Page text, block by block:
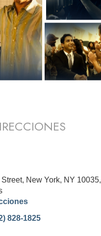
New York, NY 10035,
828-1825